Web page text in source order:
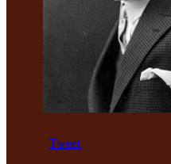
Tweet